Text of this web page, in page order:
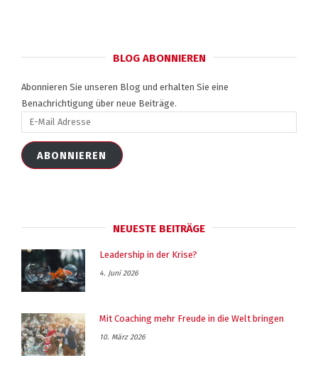
BLOG ABONNIEREN
Abonnieren Sie unseren Blog und erhalten Sie eine
Benachrichtigung über neue Beiträge.
Mail
AdresseABONNIEREN
NEUESTE BEITRÄGE
Leadership in der Krise?
4. Juni 2026
Mit Coaching mehr Freude in die Welt bringen
10. März 2026